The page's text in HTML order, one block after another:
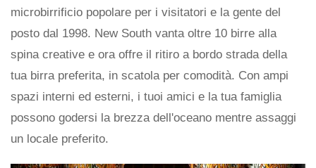
microbirrificio popolare per i visitatori e la gente del
posto dal 1998. New South vanta oltre 10 birre alla
spina creative e ora offre il ritiro a bordo strada della
tua birra preferita, in scatola per comodità. Con ampi
spazi interni ed esterni, i tuoi amici e la tua famiglia
possono godersi la brezza dell'oceano mentre assaggi
un locale preferito.